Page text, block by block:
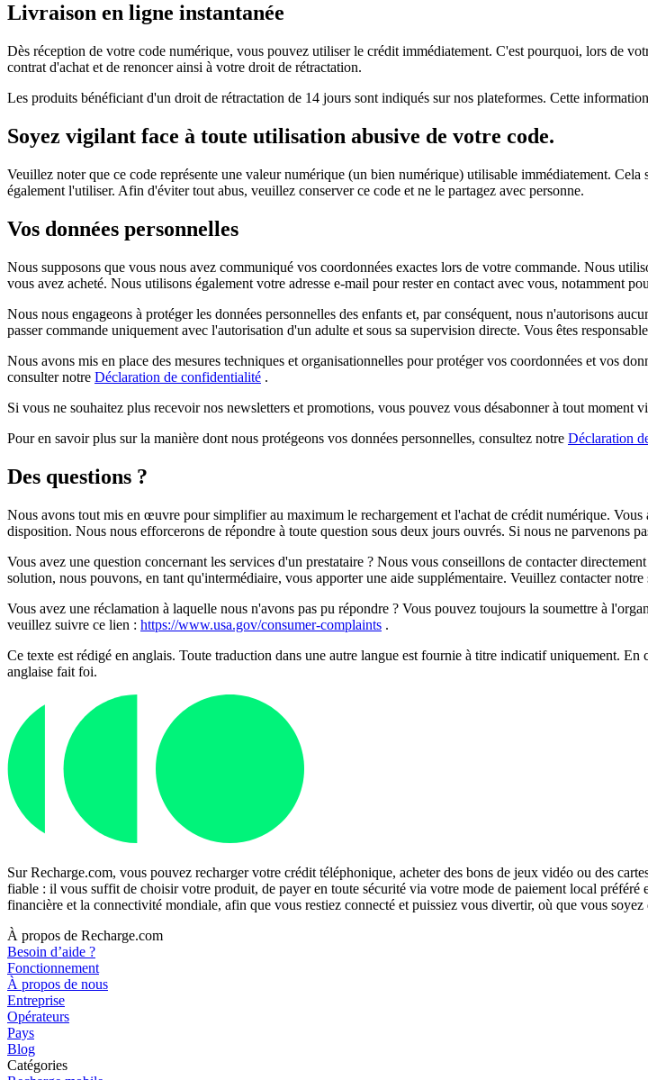
Livraison en ligne instantanée
Dès réception de votre code numérique, vous pouvez utiliser le crédit immédiatement. C'est pourquoi, lors de
contrat d'achat et de renoncer ainsi à votre droit de rétractation.
Les produits bénéficiant d'un droit de rétractation de 14 jours sont indiqués sur nos plateformes. Cette
Soyez vigilant face à toute utilisation abusive de votre code.
Veuillez noter que ce code représente une valeur numérique (un bien numérique) utilisable immédiatement.
également l'utiliser. Afin d'éviter tout abus, veuillez conserver ce code et ne le partagez avec personne.
Vos données personnelles
Nous supposons que vous nous avez communiqué vos coordonnées exactes lors de votre commande. Nous
vous avez acheté. Nous utilisons également votre adresse e-mail pour rester en contact avec vous, notamment
Nous nous engageons à protéger les données personnelles des enfants et, par conséquent, nous n'autorisons
passer commande uniquement avec l'autorisation d'un adulte et sous sa supervision directe. Vous êtes
Nous avons mis en place des mesures techniques et organisationnelles pour protéger vos coordonnées et vos
consulter notre Déclaration de confidentialité .
Si vous ne souhaitez plus recevoir nos newsletters et promotions, vous pouvez vous désabonner à tout moment
Pour en savoir plus sur la manière dont nous protégeons vos données personnelles, consultez notre Déclaration
Des questions ?
Nous avons tout mis en œuvre pour simplifier au maximum le rechargement et l'achat de crédit numérique.
disposition. Nous nous efforcerons de répondre à toute question sous deux jours ouvrés. Si nous ne parvenons
Vous avez une question concernant les services d'un prestataire ? Nous vous conseillons de contacter
solution, nous pouvons, en tant qu'intermédiaire, vous apporter une aide supplémentaire. Veuillez contacter
Vous avez une réclamation à laquelle nous n'avons pas pu répondre ? Vous pouvez toujours la soumettre à
veuillez suivre ce lien : https://www.usa.gov/consumer-complaints .
Ce texte est rédigé en anglais. Toute traduction dans une autre langue est fournie à titre indicatif uniquement.
anglaise fait foi.
Sur Recharge.com, vous pouvez recharger votre crédit téléphonique, acheter des bons de jeux vidéo ou des
fiable : il vous suffit de choisir votre produit, de payer en toute sécurité via votre mode de paiement local
financière et la connectivité mondiale, afin que vous restiez connecté et puissiez vous divertir, où que vous soyez
À propos de Recharge.com
Besoin d’aide ?
Fonctionnement
À propos de nous
Entreprise
Opérateurs
Pays
Blog
Catégories